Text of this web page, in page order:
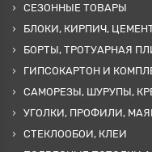
СЕЗОННЫЕ ТОВАРЫ
БЛОКИ, КИРПИЧ,
БОРТЫ, ТРОТУАРНАЯ
ГИПСОКАРТОН И
САМОРЕЗЫ, ШУРУПЫ,
УГОЛКИ, ПРОФИЛИ,
СТЕКЛООБОИ, КЛЕИ